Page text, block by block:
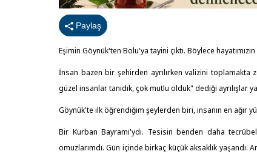
Paylaş
Eşimin Göynük'ten Bolu'ya tayini çıktı. Böylece
İnsan bazen bir şehirden ayrılırken valizini toplamakta
güzel insanlar tanıdık, çok mutlu olduk" dediği ayrılışlar
Göynük'te ilk öğrendiğim şeylerden biri, insanın en ağır
Bir Kurban Bayramı'ydı. Tesisin benden daha
omuzlarımdı. Gün içinde birkaç küçük aksaklık